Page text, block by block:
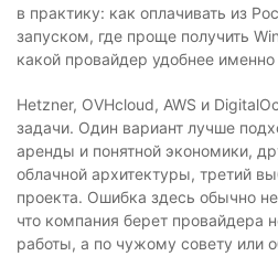
в практику: как оплачивать из
запуском, где проще получить
какой провайдер удобнее
Hetzner, OVHcloud, AWS и
задачи. Один вариант лучше
аренды и понятной экономики,
облачной архитектуры, третий
проекта. Ошибка здесь обычно
что компания берет провайдера
работы, а по чужому совету или